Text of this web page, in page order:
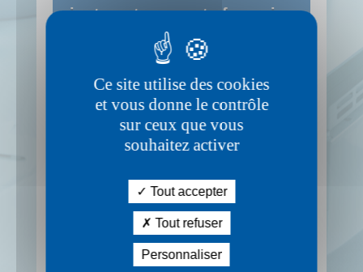
Ce site utilise des cookies
et vous donne le contrôle
sur ceux que vous
souhaitez activer
Tout accepter
Tout refuser
Personnaliser
vingt-quatre experts français
de l’ophtalmologie dirigés par
le Pr. Hélène Dollfus.
Ces experts sélectionnent les
pour lesquels seront affectés,
en priorité, les fonds récoltés
par la fondation.